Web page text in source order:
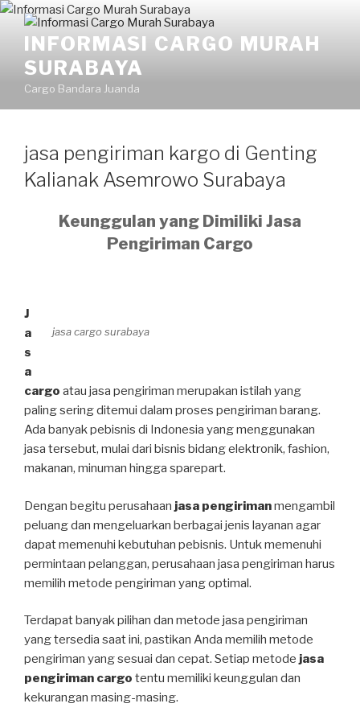
INFORMASI CARGO MURAH
SURABAYA
Cargo Bandara Juanda
jasa pengiriman kargo di Genting
Kalianak Asemrowo Surabaya
Keunggulan yang Dimiliki Jasa
Pengiriman Cargo
jasa cargo surabaya
J
a
s
a
cargo atau jasa pengiriman merupakan istilah yang
paling sering ditemui dalam proses pengiriman barang.
Ada banyak pebisnis di Indonesia yang menggunakan
jasa tersebut, mulai dari bisnis bidang elektronik, fashion,
makanan, minuman hingga sparepart.
Dengan begitu perusahaan jasa pengirimanmengambil
peluang dan mengeluarkan berbagai jenis layanan agar
dapat memenuhi kebutuhan pebisnis. Untuk memenuhi
permintaan pelanggan, perusahaan jasa pengiriman harus
memilih metode pengiriman yang optimal.
Terdapat banyak pilihan dan metode jasa pengiriman
yang tersedia saat ini, pastikan Anda memilih metode
pengiriman yang sesuai dan cepat. Setiap metode jasa
pengiriman cargo tentu memiliki keunggulan dan
kekurangan masing-masing.